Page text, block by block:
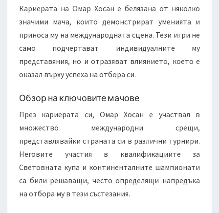
Кариерата на Омар Хосан е белязана от няколко
значими мача, които демонстрират уменията и
приноса му на международната сцена. Тези игри не
само подчертават индивидуалните му
представяния, но и отразяват влиянието, което е
оказал върху успеха на отбора си.
Обзор на ключовите мачове
През кариерата си, Омар Хосан е участвал в
множество международни срещи,
представлявайки страната си в различни турнири.
Неговите участия в квалификациите за
Световната купа и континенталните шампионати
са били решаващи, често определящи напредъка
на отбора му в тези състезания.